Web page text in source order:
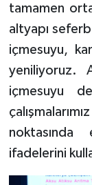
tamamen
altyapı
içmesuyu,
yeniliyoruz.
içmesuyu
noktasında
ifadelerini